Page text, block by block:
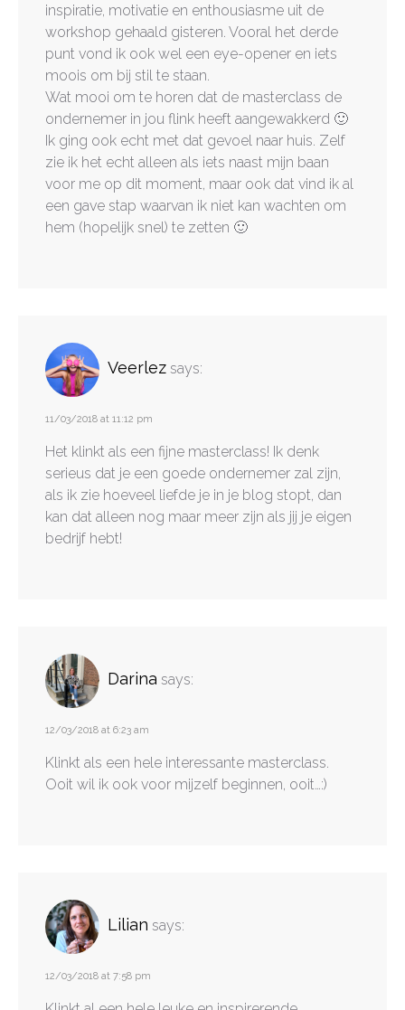
inspiratie, motivatie en enthousiasme uit de
workshop gehaald gisteren. Vooral het derde
punt vond ik ook wel een eye-opener en iets
moois om bij stil te staan.
Wat mooi om te horen dat de masterclass de
ondernemer in jou flink heeft aangewakkerd 🙂
Ik ging ook echt met dat gevoel naar huis. Zelf
zie ik het echt alleen als iets naast mijn baan
voor me op dit moment, maar ook dat vind ik al
een gave stap waarvan ik niet kan wachten om
hem (hopelijk snel) te zetten 🙂
Veerlez says:
11/03/2018 at 11:12 pm
Het klinkt als een fijne masterclass! Ik denk
serieus dat je een goede ondernemer zal zijn,
als ik zie hoeveel liefde je in je blog stopt, dan
kan dat alleen nog maar meer zijn als jij je eigen
bedrijf hebt!
Darina says:
12/03/2018 at 6:23 am
Klinkt als een hele interessante masterclass.
Ooit wil ik ook voor mijzelf beginnen, ooit…:)
Lilian says:
12/03/2018 at 7:58 pm